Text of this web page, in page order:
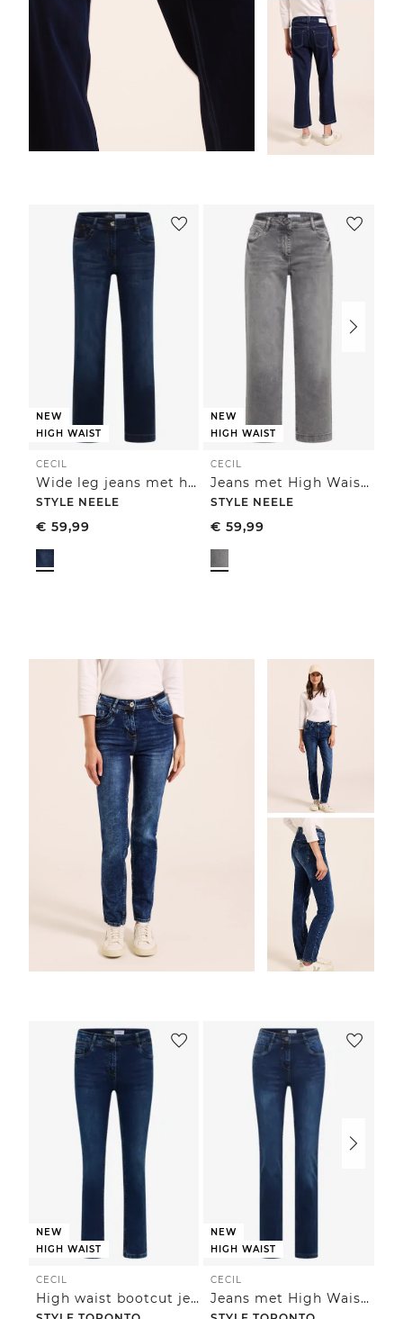
NEW
HIGH WAIST
CECIL
Wide leg jeans met hoge taille en loose fit
STYLE NEELE
€ 59,99
NEW
HIGH WAIST
CECIL
Jeans met High Waist en Wide Leg pijpen in een Loose Fit pasvorm
STYLE NEELE
€ 59,99
NEW
HIGH WAIST
CECIL
High waist bootcut jeans in een slim fit
NEW
HIGH WAIST
CECIL
Jeans met High Waist en smalle pijpen in Slim Fit